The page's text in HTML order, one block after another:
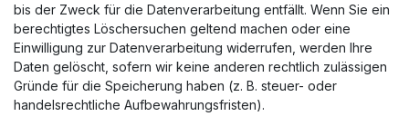
bis der Zweck für die Datenverarbeitung entfällt. Wenn Sie ein
berechtigtes Löschersuchen geltend machen oder eine
Einwilligung zur Datenverarbeitung widerrufen, werden Ihre
Daten gelöscht, sofern wir keine anderen rechtlich zulässigen
Gründe für die Speicherung haben (z. B. steuer- oder
handelsrechtliche Aufbewahrungsfristen).